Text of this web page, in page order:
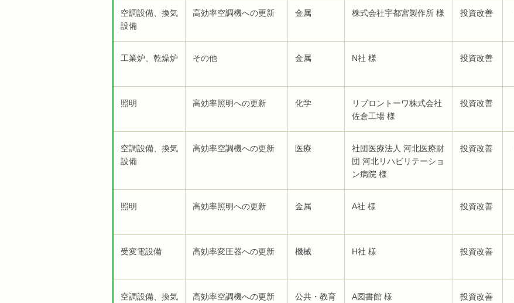
空調設備、換気
設備
高効率空調機への更新 金属 株式会社宇都宮製作所 様 投資改善
工業炉、乾燥炉 その他 金属 N社 様 投資改善
照明 高効率照明への更新 化学
リプロントーワ株式会社
佐倉工場 様
投資改善
空調設備、換気
設備
高効率空調機への更新 医療
社団医療法人 河北医療財
団 河北リハビリテーショ
ン病院 様
投資改善
照明 高効率照明への更新 金属 A社 様 投資改善
受変電設備 高効率変圧器への更新 機械 H社 様 投資改善
空調設備、換気
高効率空調機への更新 公共・教育 A図書館 様 投資改善